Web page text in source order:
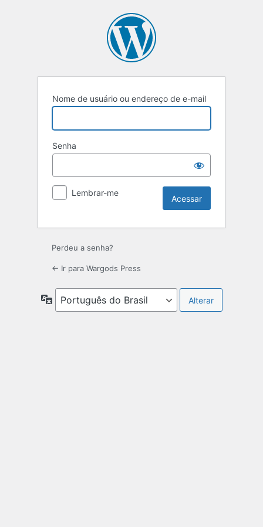
Nome de usuário ou endereço de e-mail
Senha
Lembrar-me
Perdeu a senha?
← Ir para Wargods Press
Idioma